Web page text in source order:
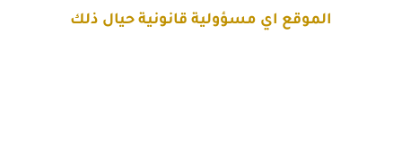
الموقع اي مسؤولية قانونية حيال ذلك